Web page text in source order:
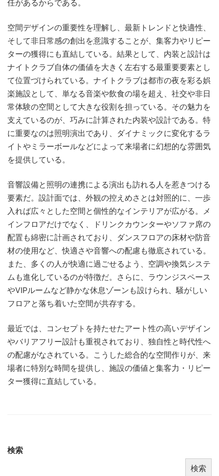
任があるからである。
空間デザインの重要性を理解し、最新トレンドと快適性、
そして非日常感の創出を意識することが、集客力やリピー
ターの獲得にも直結している。結果として、内装と設計は
ナイトクラブ自体の価値を大きく左右する最重要要素とし
て位置づけられている。ナイトクラブは都市の夜を彩る娯
楽施設として、単なる音楽や飲食の場を超え、社交や非日
常体験の空間として大きな役割を担っている。その魅力を
支えているのが、巧みに計算された内装や設計である。特
に重要なのは照明演出であり、ダイナミックに変化するラ
イトやミラーボールなどによって来場者に幻想的な雰囲気
を提供している。
音響設備と照明の連携による演出も訪れる人を惹きつける
要素だ。設計面では、外観の控えめさとは対照的に、一歩
入れば広々とした空間と個性的なインテリアが広がる。メ
インフロアだけでなく、ドリンクカウンターやソファ席の
配置も綿密に計画されており、ダンスフロアの床材や防音
材の使用など、快適さや音響への配慮も徹底されている。
また、多くの人が快適に過ごせるよう、空調や換気システ
ムも進化しているのが特徴だ。さらに、ラウンジスペース
やVIPルームなど静かな休息ゾーンも設けられ、騒がしい
フロアと落ち着いた空間が共存する。
最近では、コンセプトを持たせたアート性の高いデザイン
やバリアフリー設計も重視されており、独自性と時代性へ
の配慮がなされている。こうした総合的な空間作りが、来
場者に特別な時間を提供し、施設の価値と集客力・リピー
ター獲得に直結している。
検索
検索